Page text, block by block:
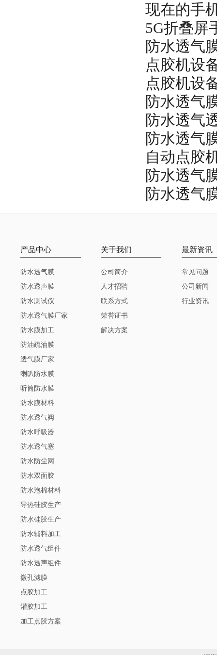
现在的手
5G折叠屏
防水透气
点胶机设
点胶机设
防水透气
防水透气
防水透气
自动点胶
防水透气
防水透气
产品中心
防水透气膜
防水透声膜
防水测试仪
防水透气膜厂家
防水膜加工
防油疏油膜
透气膜厂家
喇叭防水膜
听筒防水膜
防水膜材料
防水透气阀
防水呼吸器
防水透气塞
防水防尘网
防水双面胶
防水泡棉材料
导热硅胶生产
防水硅胶生产
防水辅料加工
防水透气组件
防水透声组件
微孔滤膜
点胶加工
灌胶加工
加工点胶方案
关于我们
公司简介
人才招聘
联系方式
荣誉证书
解决方案
最新资讯
常见问题
公司新闻
行业资讯